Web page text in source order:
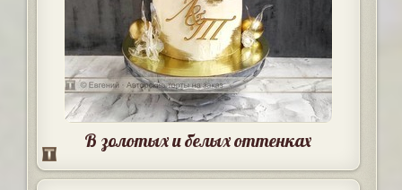
В золотых и белых оттенках